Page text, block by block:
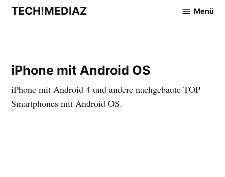
Zum
Inhalt
TECH!MEDIAZ Menü
iPhone mit Android OS
iPhone mit Android 4 und andere nachgebaute TOP
Smartphones mit Android OS.